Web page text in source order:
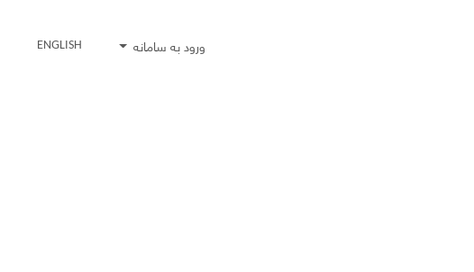
ورود به سامانه ENGLISH